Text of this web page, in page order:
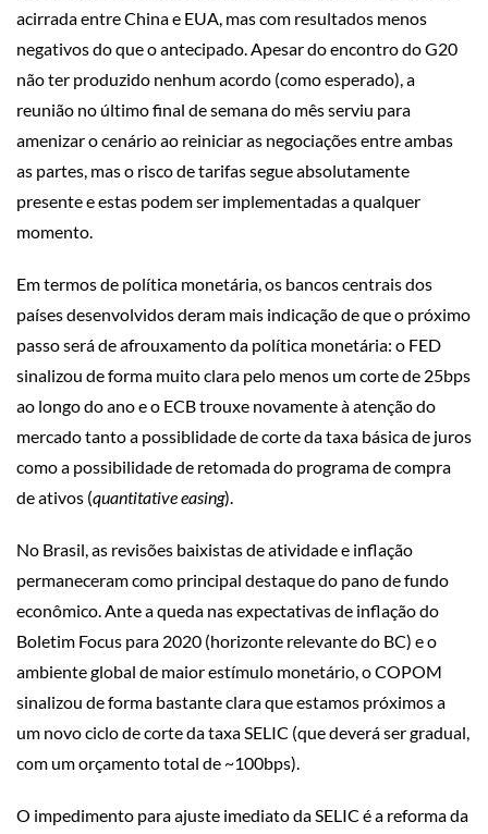
acirrada entre China e EUA, mas com resultados menos
negativos do que o antecipado. Apesar do encontro do G20
não ter produzido nenhum acordo (como esperado), a
reunião no último final de semana do mês serviu para
amenizar o cenário ao reiniciar as negociações entre ambas
as partes, mas o risco de tarifas segue absolutamente
presente e estas podem ser implementadas a qualquer
momento.
Em termos de política monetária, os bancos centrais dos
países desenvolvidos deram mais indicação de que o próximo
passo será de afrouxamento da política monetária: o FED
sinalizou de forma muito clara pelo menos um corte de 25bps
ao longo do ano e o ECB trouxe novamente à atenção do
mercado tanto a possiblidade de corte da taxa básica de juros
como a possibilidade de retomada do programa de compra
de ativos (quantitative easing).
No Brasil, as revisões baixistas de atividade e inflação
permaneceram como principal destaque do pano de fundo
econômico. Ante a queda nas expectativas de inflação do
Boletim Focus para 2020 (horizonte relevante do BC) e o
ambiente global de maior estímulo monetário, o COPOM
sinalizou de forma bastante clara que estamos próximos a
um novo ciclo de corte da taxa SELIC (que deverá ser gradual,
com um orçamento total de ~100bps).
O impedimento para ajuste imediato da SELIC é a reforma da